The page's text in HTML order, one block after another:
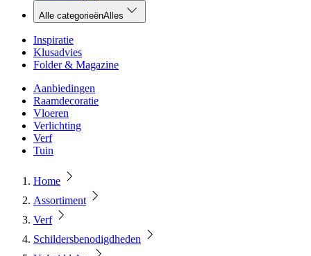
Alle categorieënAlles
Inspiratie
Klusadvies
Folder & Magazine
Aanbiedingen
Raamdecoratie
Vloeren
Verlichting
Verf
Tuin
Home
Assortiment
Verf
Schildersbenodigdheden